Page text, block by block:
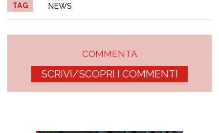
TAG NEWS
COMMENTA
SCRIVI/SCOPRI I COMMENTI